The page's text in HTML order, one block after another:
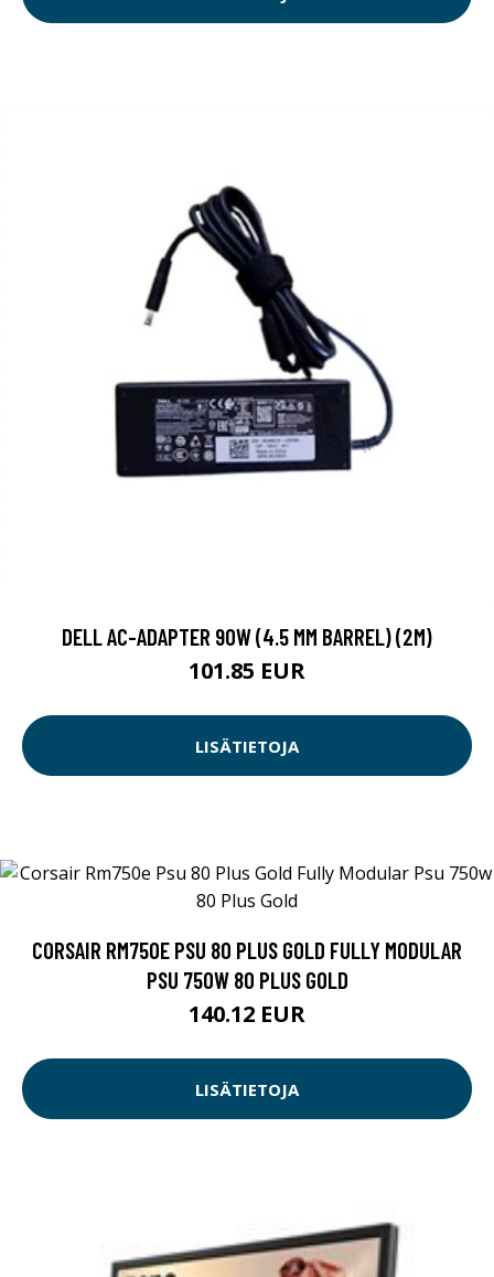
DELL AC-ADAPTER 90W (4.5 MM BARREL) (2M)
101.85 EUR
LISÄTIETOJA
CORSAIR RM750E PSU 80 PLUS GOLD FULLY MODULAR
PSU 750W 80 PLUS GOLD
140.12 EUR
LISÄTIETOJA